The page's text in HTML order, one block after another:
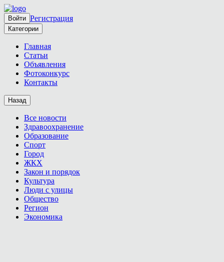
Войти Регистрация
Категории
Главная
Статьи
Объявления
Фотоконкурс
Контакты
Назад
Все новости
Здравоохранение
Образование
Спорт
Город
ЖКХ
Закон и порядок
Культура
Люди с улицы
Общество
Регион
Экономика